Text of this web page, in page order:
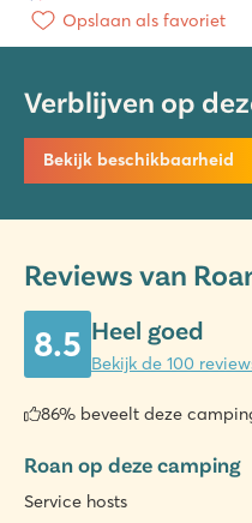
Opslaan als favoriet
Verblijven op
Bekijk beschikbaarheid
Reviews van
8.5 Heel goed
Bekijk de 100
86% beveelt deze
Roan op deze camping
Service hosts